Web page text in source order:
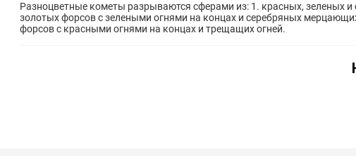
Разноцветные кометы разрываются сферами из: 1. красных, зеленых и
золотых форсов с зелеными огнями на концах и серебряных
форсов с красными огнями на концах и трещащих огней.